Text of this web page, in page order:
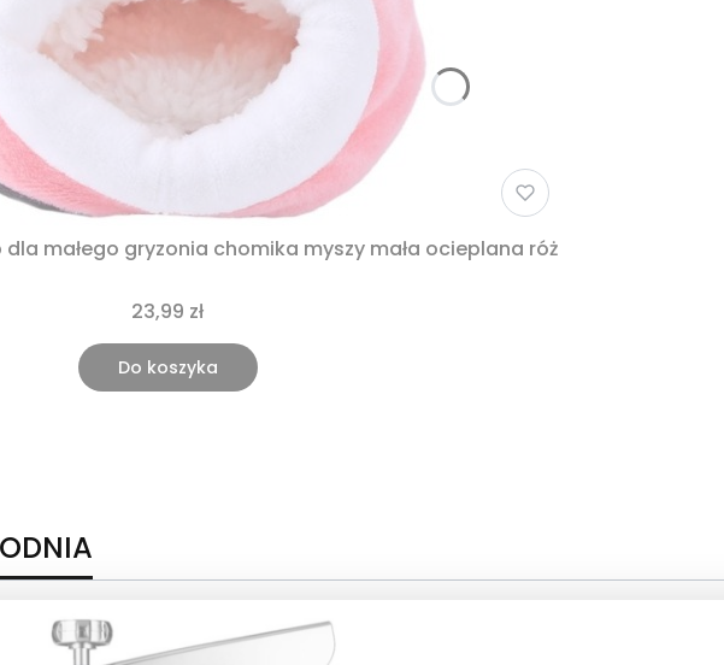
małego gryzonia chomika myszy mała ocieplana róż
23,99 zł
Do koszyka